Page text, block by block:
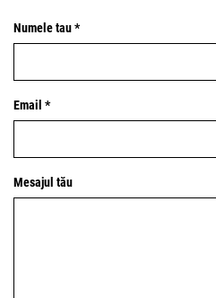
Numele tau *
Email *
Mesajul tău